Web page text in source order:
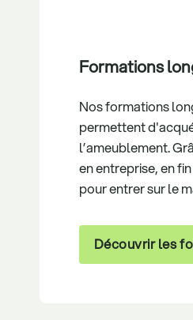
Formations
Nos formations
permettent
l’ameublement.
en entreprise, en
pour entrer sur le
Découvrir les